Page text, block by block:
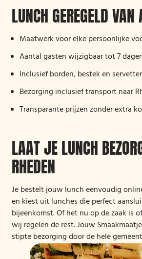
LUNCH GEREGELD
Maatwerk voor elke persoonlijke
Aantal gasten wijzigbaar tot 7
Inclusief borden, bestek en
Bezorging inclusief transport naar
Transparante prijzen zonder extra
LAAT JE LUNCH
RHEDEN
Je bestelt jouw lunch eenvoudig
en kiest uit lunches die perfect
bijeenkomst. Of het nu op de zaak is
wij regelen de rest. Jouw
stipte bezorging door de hele